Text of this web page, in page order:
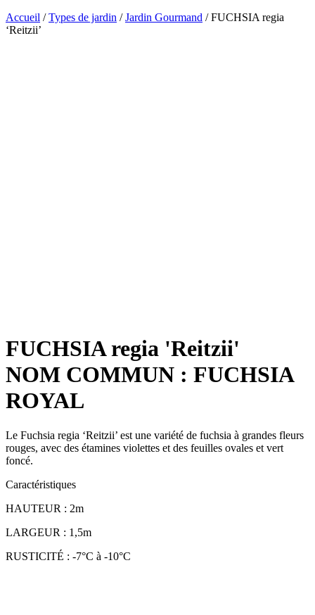
Accueil /Types de jardin /Jardin Gourmand / FUCHSIA regia
‘Reitzii’
FUCHSIA regia 'Reitzii'
NOM COMMUN : FUCHSIA
ROYAL
Le Fuchsia regia ‘Reitzii’ est une variété de fuchsia à grandes fleurs
rouges, avec des étamines violettes et des feuilles ovales et vert
foncé.
Caractéristiques
HAUTEUR : 2m
LARGEUR : 1,5m
RUSTICITÉ : -7°C à -10°C